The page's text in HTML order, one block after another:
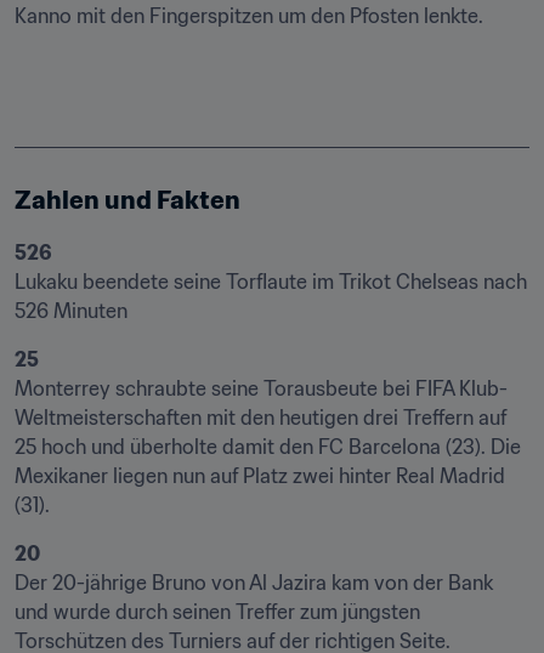
Kanno mit den Fingerspitzen um den Pfosten lenkte.
Zahlen und Fakten
Lukaku beendete seine Torflaute im Trikot Chelseas nach
526 Minuten
Monterrey schraubte seine Torausbeute bei FIFA Klub-
Weltmeisterschaften mit den heutigen drei Treffern auf
25 hoch und überholte damit den FC Barcelona (23). Die
Mexikaner liegen nun auf Platz zwei hinter Real Madrid
(31).
Der 20-jährige Bruno von Al Jazira kam von der Bank
und wurde durch seinen Treffer zum jüngsten
Torschützen des Turniers auf der richtigen Seite.